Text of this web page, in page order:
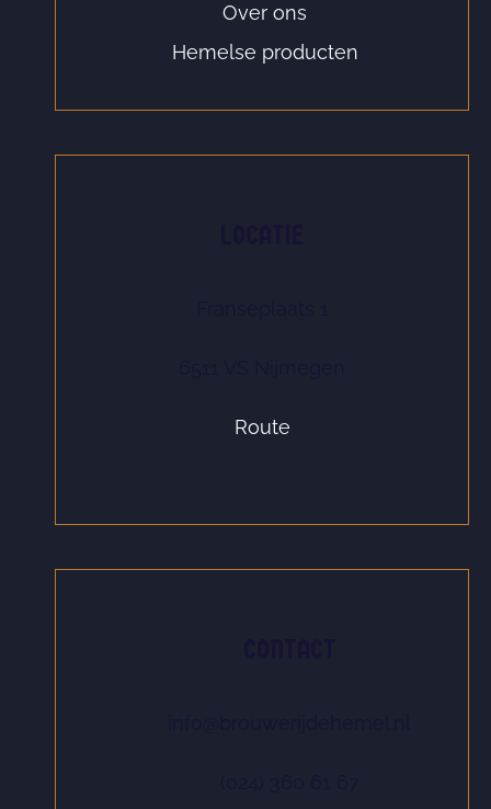
Over ons
Hemelse producten
Route